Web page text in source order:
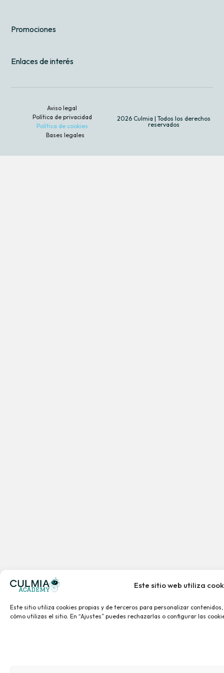
Este sitio web utiliza
Este sitio utiliza cookies propias y de terceros para personalizar
cómo utilizas el sitio. En “Ajustes” puedes rechazarlas o configurar las
Promociones
Enlaces de interés
Aviso legal
Política de privacidad
Política de cookies
Bases legales
2026 Culmia | Todos los derechos
reservados